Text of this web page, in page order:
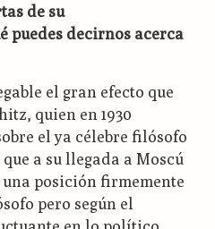
de su
puedes decirnos acerca
el gran efecto que
quien en 1930
el ya célebre filósofo
a su llegada a Moscú
una posición firmemente
pero según el